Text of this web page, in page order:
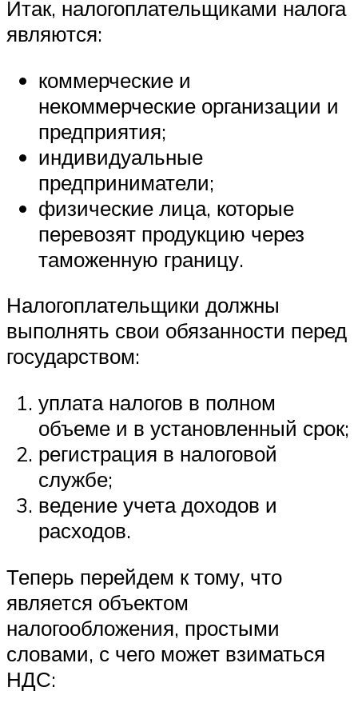
Итак, налогоплательщиками налога
являются:
коммерческие и
некоммерческие организации и
предприятия;
индивидуальные
предприниматели;
физические лица, которые
перевозят продукцию через
таможенную границу.
Налогоплательщики должны
выполнять свои обязанности перед
государством:
уплата налогов в полном
объеме и в установленный срок;
регистрация в налоговой
службе;
ведение учета доходов и
расходов.
Теперь перейдем к тому, что
является объектом
налогообложения, простыми
словами, с чего может взиматься
НДС: